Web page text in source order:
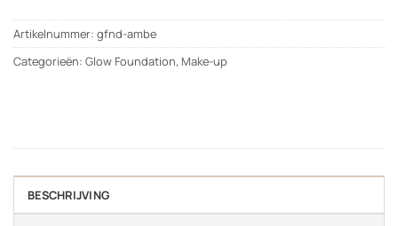
Artikelnummer: gfnd-ambe
Categorieën: Glow Foundation, Make-up
BESCHRIJVING